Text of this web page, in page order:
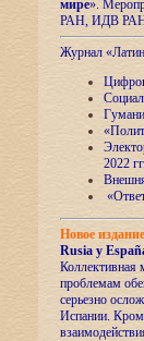
мире».
РАН, ИДВ
Журнал
2022
Новое
Rusia y
Коллективная
проблемам
серьезно
Испании.